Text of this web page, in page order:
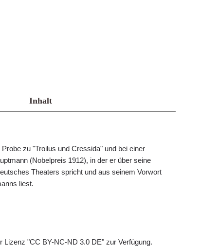
Inhalt
zu "Troilus und Cressida" und bei einer
(Nobelpreis 1912), in der er über seine
Theaters spricht und aus seinem Vorwort
liest.
Lizenz "CC BY-NC-ND 3.0 DE" zur Verfügung.